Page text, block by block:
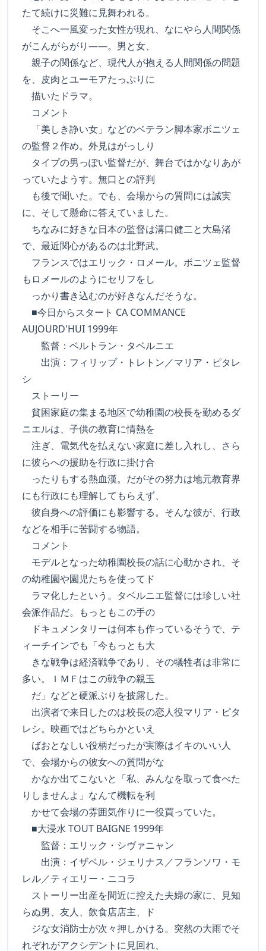
たて続けに災難に見舞われる。
そこへ一風変った女性が現れ、なにやら人間関係
がこんがらがり――。男と女、
親子の関係など、現代人が抱える人間関係の問題
を、皮肉とユーモアたっぷりに
描いたドラマ。
コメント
「美しき諍い女」などのベテラン脚本家ボニツェ
の監督２作め。外見はがっしり
タイプの男っぽい監督だが、舞台ではかなりあが
っていたようす。無口との評判
も後で聞いた。でも、会場からの質問には誠実
に、そして懸命に答えていました。
ちなみに好きな日本の監督は溝口健二と大島渚
で、最近関心があるのは北野武。
フランスではエリック・ロメール。ボニツェ監督
もロメールのようにセリフをし
っかり書き込むのが好きなんだそうな。
■今日からスタート CA COMMANCE
AUJOURD'HUI 1999年
監督：ベルトラン・タベルニエ
出演：フィリップ・トレトン／マリア・ピタレ
シ
ストーリー
貧困家庭の集まる地区で幼稚園の校長を勤めるダ
ニエルは、子供の教育に情熱を
注ぎ、電気代を払えない家庭に差し入れし、さら
に彼らへの援助を行政に掛け合
ったりもする熱血漢。だがその努力は地元教育界
にも行政にも理解してもらえず、
彼自身への評価にも影響する。そんな彼が、行政
などを相手に苦闘する物語。
コメント
モデルとなった幼稚園校長の話に心動かされ、そ
の幼稚園や園児たちを使ってド
ラマ化したという。タベルニエ監督には珍しい社
会派作品だ。もっともこの手の
ドキュメンタリーは何本も作っているそうで、テ
ィーチインでも「今もっとも大
きな戦争は経済戦争であり、その犠牲者は非常に
多い。ＩＭＦはこの戦争の親玉
だ」などと硬派ぶりを披露した。
出演者で来日したのは校長の恋人役マリア・ピタ
レシ。映画ではどちらかといえ
ばおとなしい役柄だったが実際はイキのいい人
で、会場からの彼女への質問がな
かなか出てこないと「私、みんなを取って食べた
りしませんよ」なんて機転を利
かせて会場の雰囲気作りに一役買っていた。
■大浸水 TOUT BAIGNE 1999年
監督：エリック・シヴァニャン
出演：イザベル・ジェリナス／フランソワ・モ
レル／ティエリー・ニコラ
ストーリー出産を間近に控えた夫婦の家に、見知
らぬ男、友人、飲食店店主、ド
ジな女消防士が次々押しかける。突然の大雨でそ
れぞれがアクシデントに見回れ、